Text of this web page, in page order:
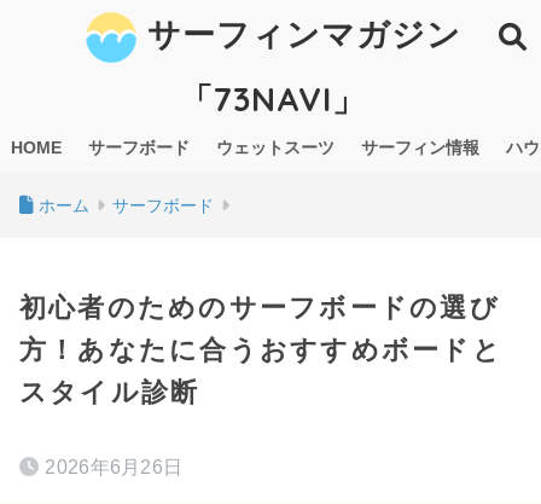
サーフィンマガジン
「73NAVI」
HOME サーフボード ウェットスーツ サーフィン情報 ハ
ホーム サーフボード
初心者のためのサーフボードの選び
方！あなたに合うおすすめボードと
スタイル診断
2026年6月26日